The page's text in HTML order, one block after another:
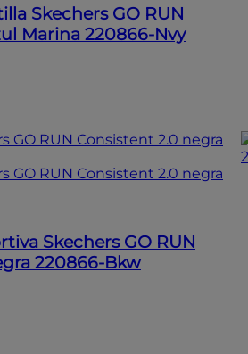
Skechers GO RUN
Marina 220866-Nvy
Skechers GO RUN
220866-Bkw